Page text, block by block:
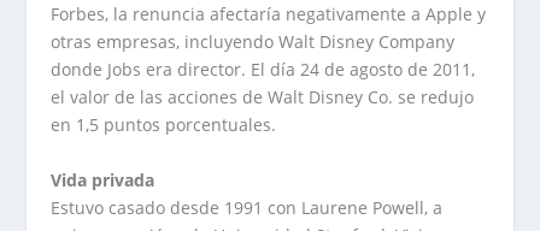
Forbes, la renuncia afectaría negativamente a Apple y
otras empresas, incluyendo Walt Disney Company
donde Jobs era director. El día 24 de agosto de 2011,
el valor de las acciones de Walt Disney Co. se redujo
en 1,5 puntos porcentuales.
Vida privada
Estuvo casado desde 1991 con Laurene Powell, a